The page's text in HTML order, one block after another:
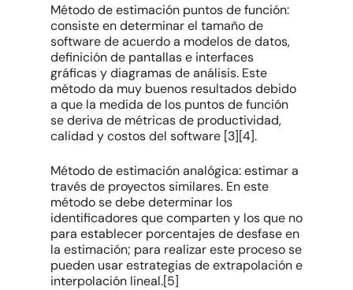
Método de estimación puntos de función:
consiste en determinar el tamaño de
software de acuerdo a modelos de datos,
definición de pantallas e interfaces
gráficas y diagramas de análisis. Este
método da muy buenos resultados debido
a que la medida de los puntos de función
se deriva de métricas de productividad,
calidad y costos del software [3][4].
Método de estimación analógica: estimar a
través de proyectos similares. En este
método se debe determinar los
identificadores que comparten y los que no
para establecer porcentajes de desfase en
la estimación; para realizar este proceso se
pueden usar estrategias de extrapolación e
interpolación lineal.[5]